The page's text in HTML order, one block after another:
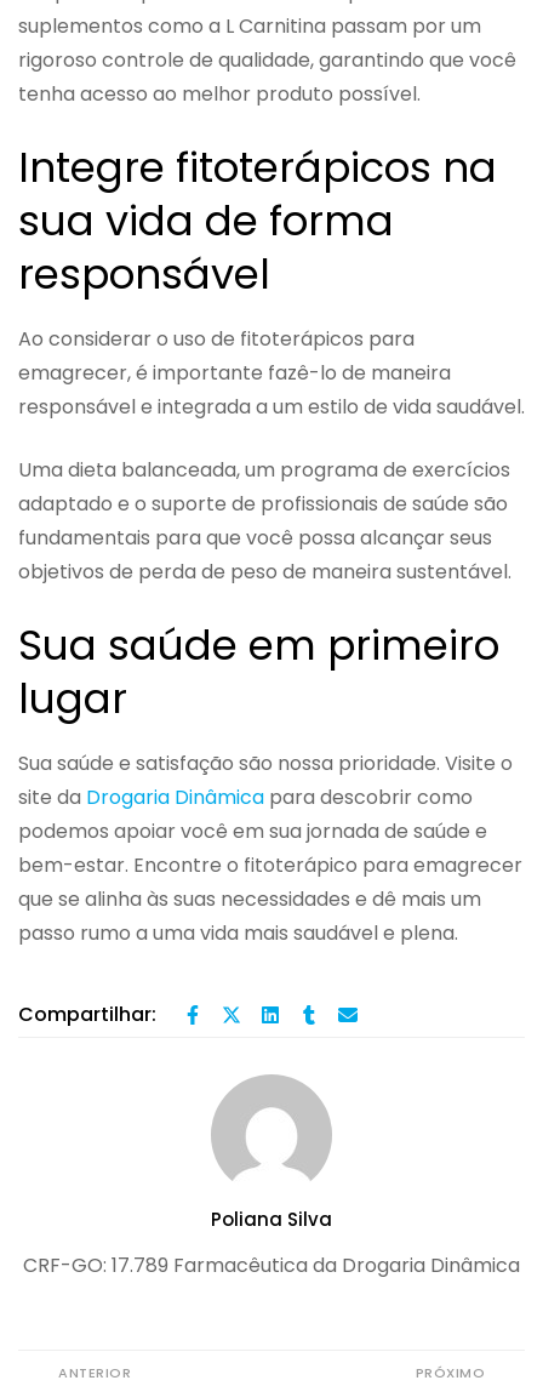
suplementos como a L Carnitina passam por um
rigoroso controle de qualidade, garantindo que você
tenha acesso ao melhor produto possível.
Integre fitoterápicos na
sua vida de forma
responsável
Ao considerar o uso de fitoterápicos para
emagrecer, é importante fazê-lo de maneira
responsável e integrada a um estilo de vida saudável.
Uma dieta balanceada, um programa de exercícios
adaptado e o suporte de profissionais de saúde são
fundamentais para que você possa alcançar seus
objetivos de perda de peso de maneira sustentável.
Sua saúde em primeiro
lugar
Sua saúde e satisfação são nossa prioridade. Visite o
site da Drogaria Dinâmica para descobrir como
podemos apoiar você em sua jornada de saúde e
bem-estar. Encontre o fitoterápico para emagrecer
que se alinha às suas necessidades e dê mais um
passo rumo a uma vida mais saudável e plena.
Compartilhar:
Poliana Silva
CRF-GO: 17.789 Farmacêutica da Drogaria Dinâmica
ANTERIOR PRÓXIMO